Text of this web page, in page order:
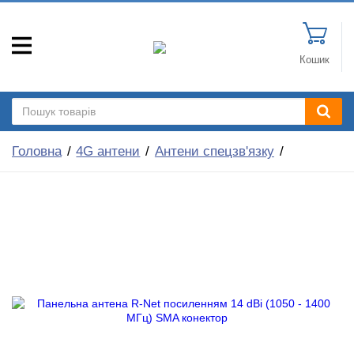
Кошик
Головна 4G антени Антени спецзв'язку